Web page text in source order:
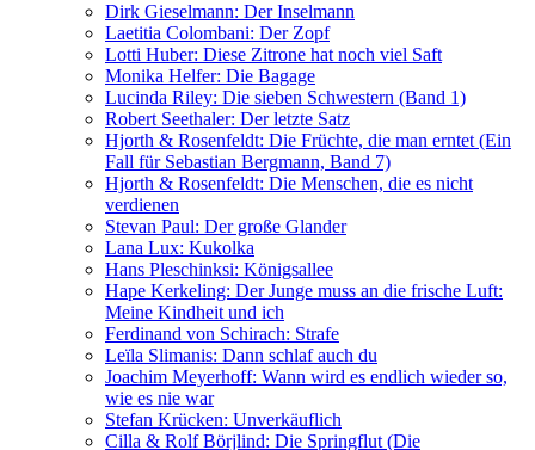
Dirk Gieselmann: Der Inselmann
Laetitia Colombani: Der Zopf
Lotti Huber: Diese Zitrone hat noch viel Saft
Monika Helfer: Die Bagage
Lucinda Riley: Die sieben Schwestern (Band 1)
Robert Seethaler: Der letzte Satz
Hjorth & Rosenfeldt: Die Früchte, die man erntet (Ein
Fall für Sebastian Bergmann, Band 7)
Hjorth & Rosenfeldt: Die Menschen, die es nicht
verdienen
Stevan Paul: Der große Glander
Lana Lux: Kukolka
Hans Pleschinksi: Königsallee
Hape Kerkeling: Der Junge muss an die frische Luft:
Meine Kindheit und ich
Ferdinand von Schirach: Strafe
Leïla Slimanis: Dann schlaf auch du
Joachim Meyerhoff: Wann wird es endlich wieder so,
wie es nie war
Stefan Krücken: Unverkäuflich
Cilla & Rolf Börjlind: Die Springflut (Die